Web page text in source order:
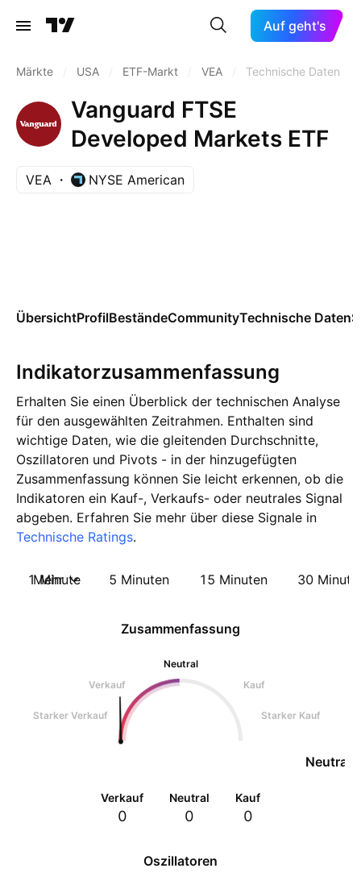
Auf geht's
Märkte USA ETF-Markt VEA Technische Daten
Vanguard FTSE
Developed Markets ETF
VEA NYSE American
ÜbersichtProfilBeständeCommunityTechnische Daten
Indikatorzusammenfassung
Erhalten Sie einen Überblick der technischen Analyse
für den ausgewählten Zeitrahmen. Enthalten sind
wichtige Daten, wie die gleitenden Durchschnitte,
Oszillatoren und Pivots - in der hinzugefügten
Zusammenfassung können Sie leicht erkennen, ob die
Indikatoren ein Kauf-, Verkaufs- oder neutrales Signal
abgeben. Erfahren Sie mehr über diese Signale in
Technische Ratings.
1 Minute 5 Minuten 15 Minuten 30
Mehr
Oszillatoren
Zusammenfassung
Neutral
Verkauf
Kauf
Starker Verkauf Starker Kauf
Neutral
Verkauf
0
Neutral
0
Kauf
0